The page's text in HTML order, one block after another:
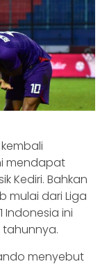
mendapat
Kediri. Bahkan
mulai dari Liga
Indonesia ini
menyebut